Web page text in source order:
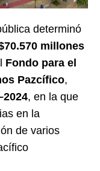
determinó
millones
Fondo para el
Pazcífico,
, en la que
en la
de varios